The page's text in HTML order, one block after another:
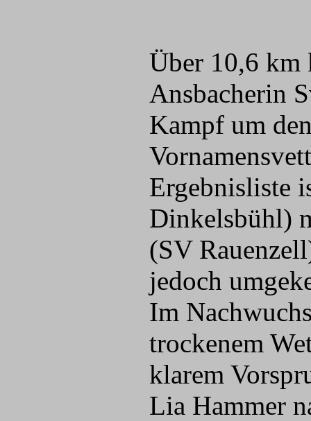
Über 10,6 km
Ansbacherin
Kampf um
Ergebnisliste
Dinkelsbühl)
(SV
jedoch
Im
trockenem
klarem
Lia Hammer